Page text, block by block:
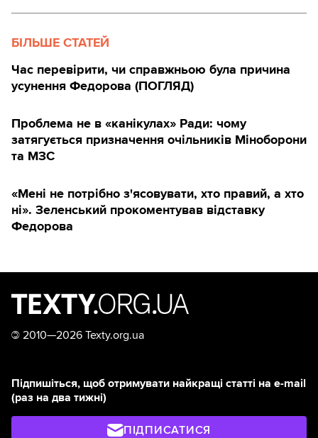
БІЛЬШЕ СТАТЕЙ
Час перевірити, чи справжньою була причина
усунення Федорова (ПОГЛЯД)
Проблема не в «канікулах» Ради: чому
затягується призначення очільників Міноборони
та МЗС
«Мені не потрібно з'ясовувати, хто правий, а хто
ні». Зеленський прокоментував відставку
Федорова
© 2010—2026 Texty.org.ua
Підпишіться, щоб отримувати найкращі статті на e-mail
(раз на два тижні)
ПІДПИСАТИСЯ